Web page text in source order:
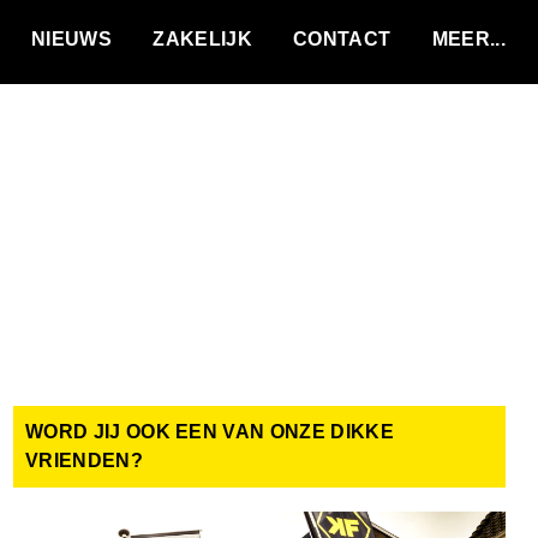
NIEUWS ZAKELIJK CONTACT
WORD JIJ OOK EEN VAN ONZE DIKKE
VRIENDEN?